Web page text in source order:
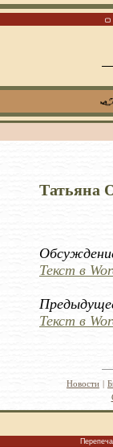
Татьяна
Текст в
Текст в
Новости